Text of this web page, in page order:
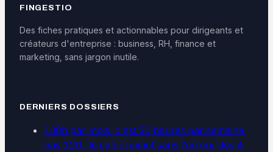
FINGESTIO
Des fiches pratiques et actionnables pour dirigeants et
créateurs d'entreprise : business, RH, finance et
marketing, sans jargon inutile.
DERNIERS DOSSIERS
130h par mois, c'est 30 heures par semaine,
pas 120 : le calcul exact sans l'erreur des 4